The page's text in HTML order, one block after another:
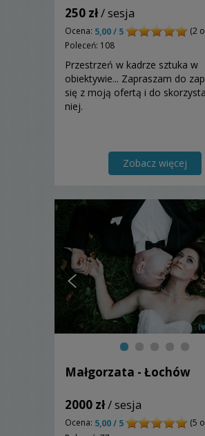
250 zł/ sesja
Ocena: 5,00 / 5
(2
Poleceń: 108
Przestrzeń w kadrze sztuka w
obiektywie... Zapraszam do
się z moją ofertą i do
niej.
Zobacz więcej
Małgorzata - Łochów
2000 zł/ sesja
Ocena: 5,00 / 5
(5